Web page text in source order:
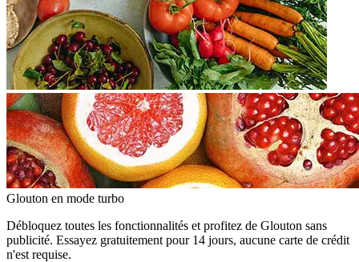
Glouton en mode turbo
Débloquez toutes les fonctionnalités et profitez de Glouton sans
publicité. Essayez gratuitement pour 14 jours, aucune carte de crédit
n'est requise.